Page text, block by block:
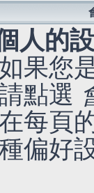
人的
果您
點選
每頁
偏好